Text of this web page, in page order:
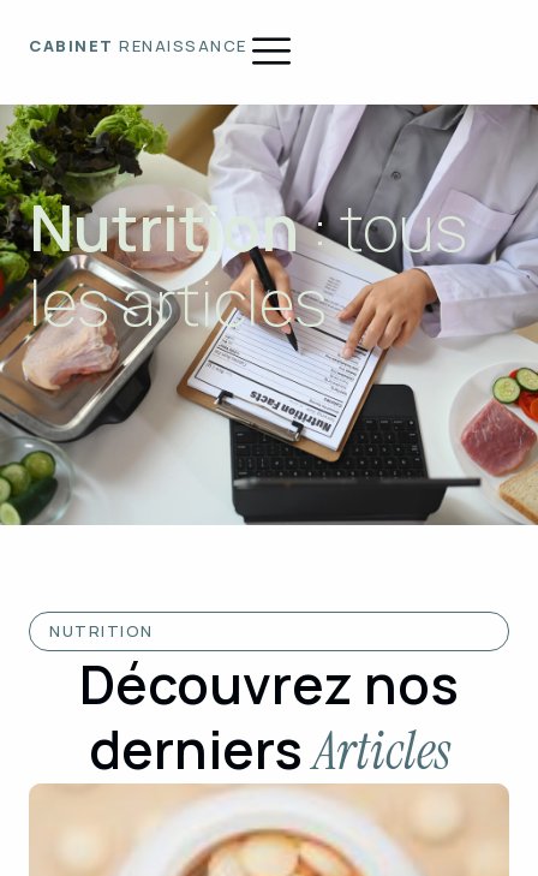
CABINET RENAISSANCE
Nutrition: tous
les articles
NUTRITION
Découvrez nos
derniersArticles